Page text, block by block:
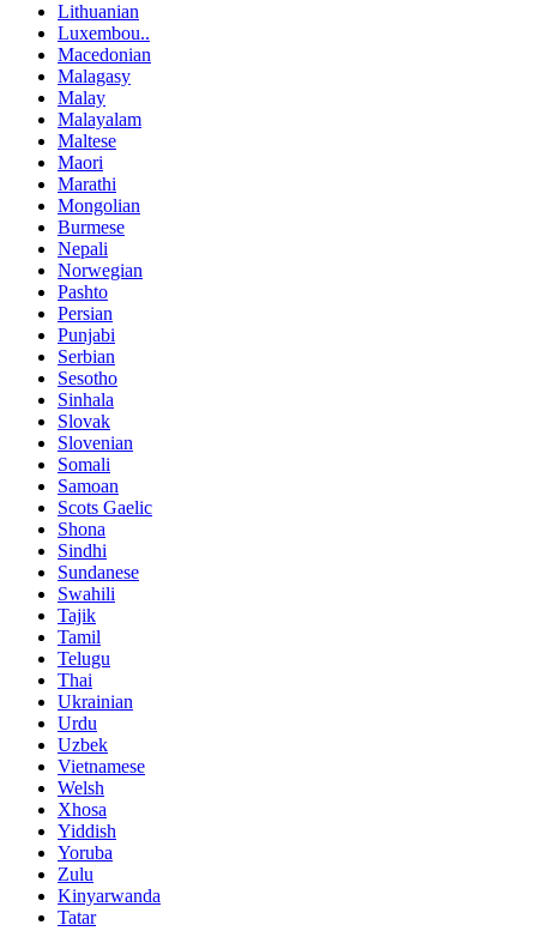
Lithuanian
Luxembou..
Macedonian
Malagasy
Malay
Malayalam
Maltese
Maori
Marathi
Mongolian
Burmese
Nepali
Norwegian
Pashto
Persian
Punjabi
Serbian
Sesotho
Sinhala
Slovak
Slovenian
Somali
Samoan
Scots Gaelic
Shona
Sindhi
Sundanese
Swahili
Tajik
Tamil
Telugu
Thai
Ukrainian
Urdu
Uzbek
Vietnamese
Welsh
Xhosa
Yiddish
Yoruba
Zulu
Kinyarwanda
Tatar